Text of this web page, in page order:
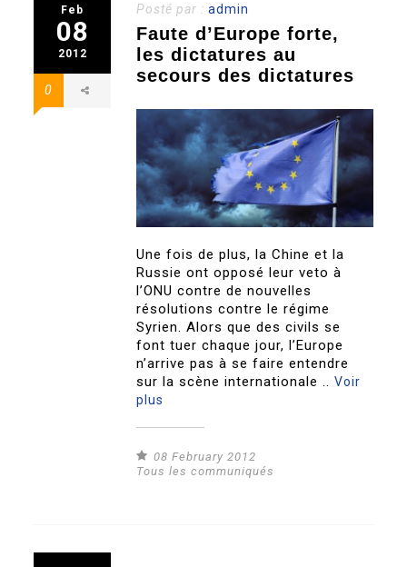
Feb
08
2012
0
Posté par :admin
Faute d’Europe forte,
les dictatures au
secours des dictatures
Une fois de plus, la Chine et la
Russie ont opposé leur veto à
l’ONU contre de nouvelles
résolutions contre le régime
Syrien. Alors que des civils se
font tuer chaque jour, l’Europe
n’arrive pas à se faire entendre
sur la scène internationale ..Voir
plus
08 February 2012
Tous les communiqués